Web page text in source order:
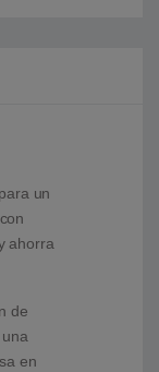
un
ahorra
de
en